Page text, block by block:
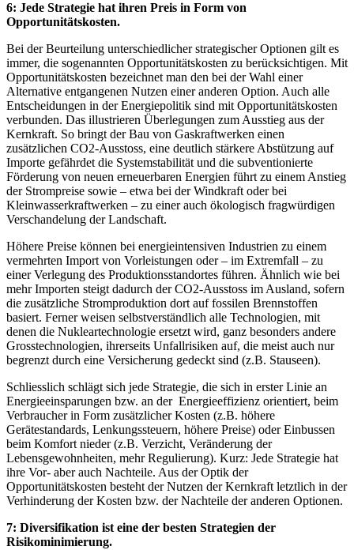
6: Jede Strategie hat ihren Preis in Form von
Opportunitätskosten.
Bei der Beurteilung unterschiedlicher strategischer Optionen gilt es
immer, die sogenannten Opportunitätskosten zu berücksichtigen. Mit
Opportunitätskosten bezeichnet man den bei der Wahl einer
Alternative entgangenen Nutzen einer anderen Option. Auch alle
Entscheidungen in der Energiepolitik sind mit Opportunitätskosten
verbunden. Das illustrieren Überlegungen zum Ausstieg aus der
Kernkraft. So bringt der Bau von Gaskraftwerken einen
zusätzlichen CO2-Ausstoss, eine deutlich stärkere Abstützung auf
Importe gefährdet die Systemstabilität und die subventionierte
Förderung von neuen erneuerbaren Energien führt zu einem Anstieg
der Strompreise sowie – etwa bei der Windkraft oder bei
Kleinwasserkraftwerken – zu einer auch ökologisch fragwürdigen
Verschandelung der Landschaft.
Höhere Preise können bei energieintensiven Industrien zu einem
vermehrten Import von Vorleistungen oder – im Extremfall – zu
einer Verlegung des Produktionsstandortes führen. Ähnlich wie bei
mehr Importen steigt dadurch der CO2-Ausstoss im Ausland, sofern
die zusätzliche Stromproduktion dort auf fossilen Brennstoffen
basiert. Ferner weisen selbstverständlich alle Technologien, mit
denen die Nukleartechnologie ersetzt wird, ganz besonders andere
Grosstechnologien, ihrerseits Unfallrisiken auf, die meist auch nur
begrenzt durch eine Versicherung gedeckt sind (z.B. Stauseen).
Schliesslich schlägt sich jede Strategie, die sich in erster Linie an
Energieeinsparungen bzw. an der Energieeffizienz orientiert, beim
Verbraucher in Form zusätzlicher Kosten (z.B. höhere
Gerätestandards, Lenkungssteuern, höhere Preise) oder Einbussen
beim Komfort nieder (z.B. Verzicht, Veränderung der
Lebensgewohnheiten, mehr Regulierung). Kurz: Jede Strategie hat
ihre Vor- aber auch Nachteile. Aus der Optik der
Opportunitätskosten besteht der Nutzen der Kernkraft letztlich in der
Verhinderung der Kosten bzw. der Nachteile der anderen Optionen.
7: Diversifikation ist eine der besten Strategien der
Risikominimierung.